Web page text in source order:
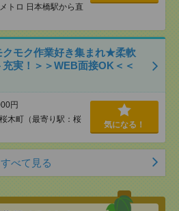
トロ 日本橋駅から直
クモク作業好き集まれ★柔軟
実！＞＞WEB面接OK＜＜
円
木町（最寄り駅：桜
気になる！
すべて見る